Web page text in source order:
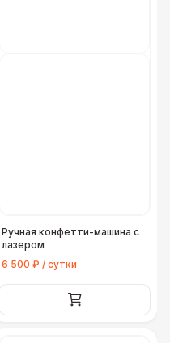
Ручная конфетти-машина с
лазером
6 500 ₽ / сутки